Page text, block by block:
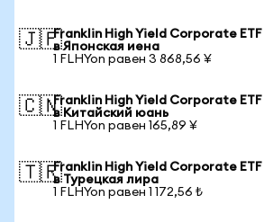
🇯🇵Franklin High Yield Corporate
в Японская иена
1 FLHYon равен 3 868,56 ¥
🇨🇳Franklin High Yield Corporate
в Китайский юань
1 FLHYon равен 165,89 ¥
🇹🇷Franklin High Yield Corporate
в Турецкая лира
1 FLHYon равен 1 172,56 ₺